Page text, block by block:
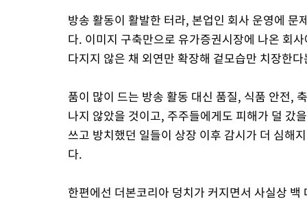
방송 활동이 활발한 터라, 본업인 회사 운영에
다. 이미지 구축만으로 유가증권시장에 나온 회
다지지 않은 채 외연만 확장해 겉모습만 치장한
품이 많이 드는 방송 활동 대신 품질, 식품 안전,
나지 않았을 것이고, 주주들에게도 피해가 덜 갔
쓰고 방치했던 일들이 상장 이후 감시가 더 심해
다.
한편에선 더본코리아 덩치가 커지면서 사실상